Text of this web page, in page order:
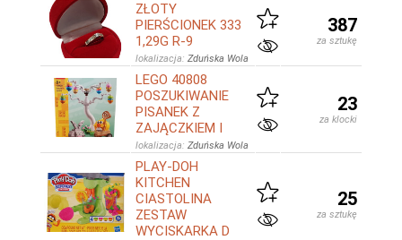
ZŁOTY
PIERŚCIONEK 333
1,29G R-9
lokalizacja: Zduńska Wola
387
za sztukę
LEGO 40808
POSZUKIWANIE
PISANEK Z
ZAJĄCZKIEM I
lokalizacja: Zduńska Wola
23
za klocki
PLAY-DOH
KITCHEN
CIASTOLINA
ZESTAW
WYCISKARKA D
25
za sztukę